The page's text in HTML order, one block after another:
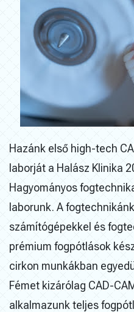
Hazánk első high-tech
laborját a Halász Klinika
Hagyományos
laborunk. A
számítógépekkel és
prémium fogpótlások
cirkon munkákban
Fémet kizárólag CAD-
alkalmazunk teljes